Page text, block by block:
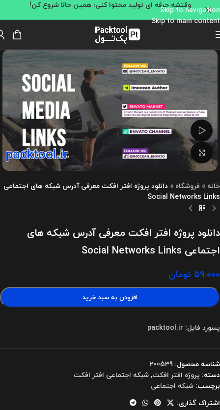
Skip to navigation
Skip to main content
وقتشه حرفه ای تولید محتوا کنی؛ همین حالا شروع کن!
تماشای ویدئو
بزرگنمایی تصویر
خانه » فروشگاه » دانلود پروژه افتر افکت معرفی آدرس شبکه های اجتماعی
Social Networks Links
دانلود پروژه افتر افکت معرفی آدرس شبکه های
اجتماعی Social Networks Links
۵۹.۰۰۰ تومان
افزودن به سبد خرید
پسورد فایل: packtool.ir
شناسه محصول: 200539
دسته: پروژه افتر افکت,شبکه اجتماعی افتر افکت
برچسب: شبکه اجتماعی
اشتراک گذاری: